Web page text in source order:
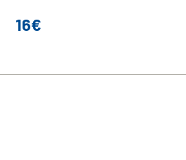
Prix
16€